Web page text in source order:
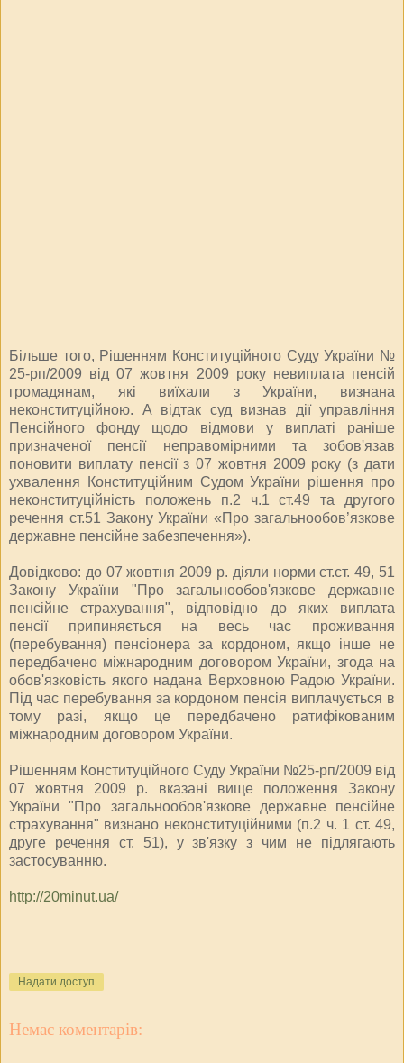
Більше того, Рішенням Конституційного Суду України №
25-рп/2009 від 07 жовтня 2009 року невиплата пенсій
громадянам, які виїхали з України, визнана
неконституційною. А відтак суд визнав дії управління
Пенсійного фонду щодо відмови у виплаті раніше
призначеної пенсії неправомірними та зобов'язав
поновити виплату пенсії з 07 жовтня 2009 року (з дати
ухвалення Конституційним Судом України рішення про
неконституційність положень п.2 ч.1 ст.49 та другого
речення ст.51 Закону України «Про загальнообов’язкове
державне пенсійне забезпечення»).
Довідково: до 07 жовтня 2009 р. діяли норми ст.ст. 49, 51
Закону України "Про загальнообов'язкове державне
пенсійне страхування", відповідно до яких виплата
пенсії припиняється на весь час проживання
(перебування) пенсіонера за кордоном, якщо інше не
передбачено міжнародним договором України, згода на
обов'язковість якого надана Верховною Радою України.
Під час перебування за кордоном пенсія виплачується в
тому разі, якщо це передбачено ратифікованим
міжнародним договором України.
Рішенням Конституційного Суду України №25-рп/2009 від
07 жовтня 2009 р. вказані вище положення Закону
України "Про загальнообов'язкове державне пенсійне
страхування" визнано неконституційними (п.2 ч. 1 ст. 49,
друге речення ст. 51), у зв'язку з чим не підлягають
застосуванню.
http://20minut.ua/
Надати доступ
Немає коментарів: